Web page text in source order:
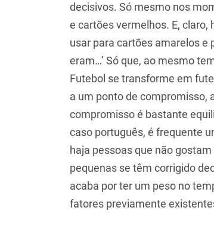
decisivos. Só mesmo nos
e cartões vermelhos. E, claro,
usar para cartões amarelos e
eram…’ Só que, ao mesmo
Futebol se transforme em
a um ponto de compromisso,
compromisso é bastante
caso português, é frequente
haja pessoas que não
pequenas se têm corrigido
acaba por ter um peso no
fatores previamente